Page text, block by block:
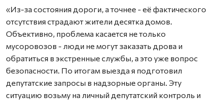
«Из-за состояния дороги, а точнее - её фактического
отсутствия страдают жители десятка домов.
Объективно, проблема касается не только
мусоровозов - люди не могут заказать дрова и
обратиться в экстренные службы, а это уже вопрос
безопасности. По итогам выезда я подготовил
депутатские запросы в надзорные органы. Эту
ситуацию возьму на личный депутатский контроль и